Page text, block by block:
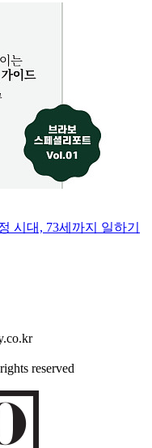
시대, 73세까지 일하기
reserved